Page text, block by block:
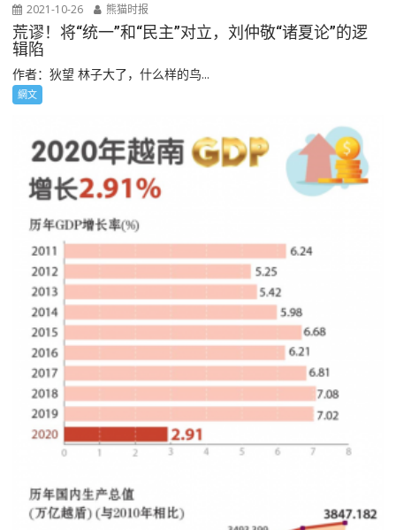
2021-10-26 熊猫时报
荒谬！将“统一”和“民主”对立，刘仲敬“诸夏论”的逻
辑陷
作者：狄望 林子大了，什么样的鸟...
網文